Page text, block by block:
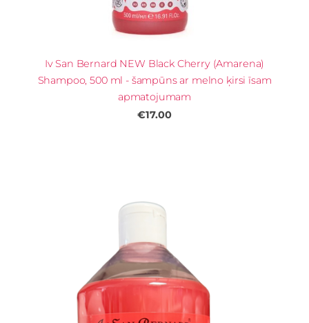
Iv San Bernard NEW Black Cherry (Amarena)
Shampoo, 500 ml - šampūns ar melno ķirsi īsam
apmatojumam
€17.00